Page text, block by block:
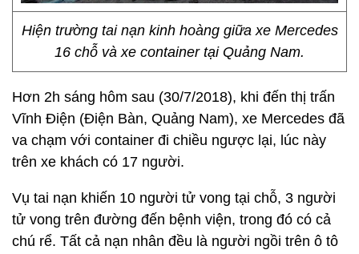
Hiện trường tai nạn kinh hoàng giữa xe Mercedes
16 chỗ và xe container tại Quảng Nam.
Hơn 2h sáng hôm sau (30/7/2018), khi đến thị trấn
Vĩnh Điện (Điện Bàn, Quảng Nam), xe Mercedes đã
va chạm với container đi chiều ngược lại, lúc này
trên xe khách có 17 người.
Vụ tai nạn khiến 10 người tử vong tại chỗ, 3 người
tử vong trên đường đến bệnh viện, trong đó có cả
chú rể. Tất cả nạn nhân đều là người ngồi trên ô tô